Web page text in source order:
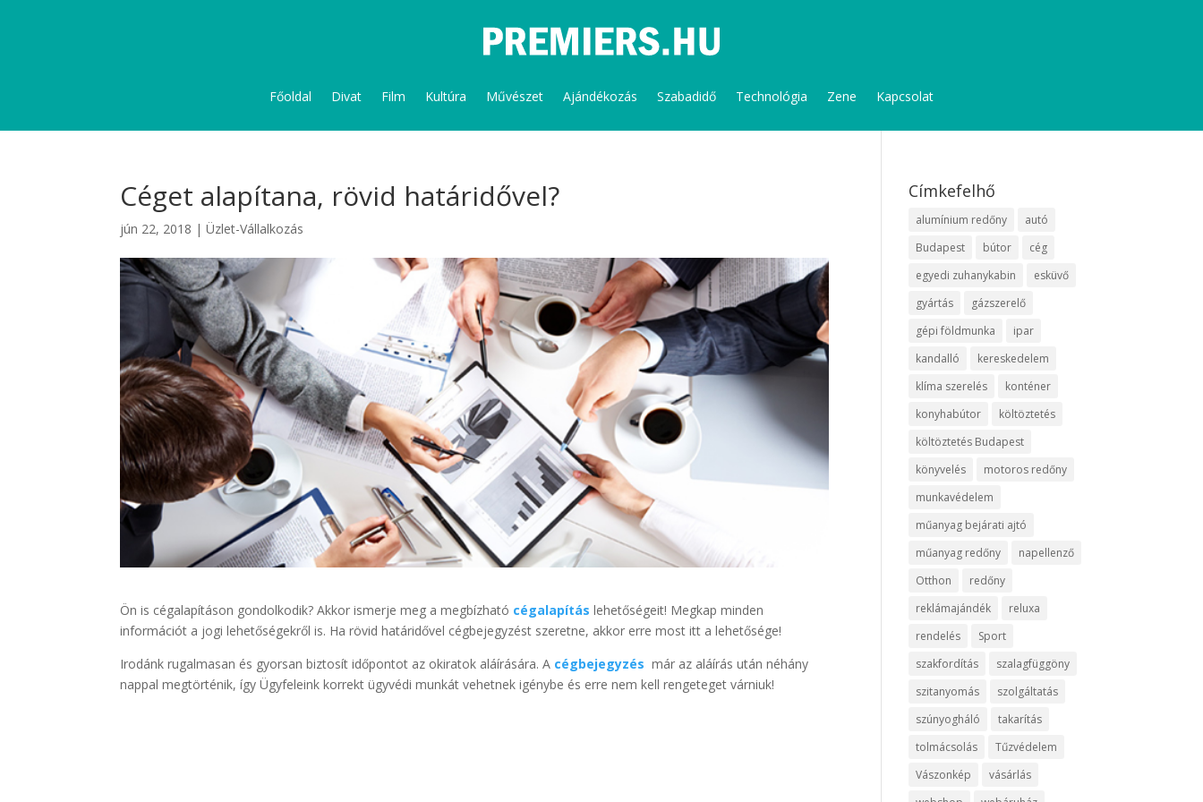
Főoldal Divat Film Kultúra Művészet Ajándékozás Szabadidő Technológia Zene Kapcsolat
Céget alapítana, rövid határidővel?
jún 22, 2018 |Üzlet-Vállalkozás
Ön is cégalapításon gondolkodik? Akkor ismerje meg a megbízható cégalapítás lehetőségeit! Megkap minden
információt a jogi lehetőségekről is. Ha rövid határidővel cégbejegyzést szeretne, akkor erre most itt a lehetősége!
Irodánk rugalmasan és gyorsan biztosít időpontot az okiratok aláírására. A cégbejegyzés már az aláírás után néhány
nappal megtörténik, így Ügyfeleink korrekt ügyvédi munkát vehetnek igénybe és erre nem kell rengeteget várniuk!
Címkefelhő
alumínium redőny
autó
Budapest
bútor
cég
egyedi zuhanykabin
esküvő
gyártás
gázszerelő
gépi földmunka
ipar
kandalló
kereskedelem
klíma szerelés
konténer
konyhabútor
költöztetés
költöztetés Budapest
könyvelés
motoros redőny
munkavédelem
műanyag bejárati ajtó
műanyag redőny
napellenző
Otthon
redőny
reklámajándék
reluxa
rendelés
Sport
szakfordítás
szalagfüggöny
szitanyomás
szolgáltatás
szúnyogháló
takarítás
tolmácsolás
Tűzvédelem
Vászonkép
vásárlás